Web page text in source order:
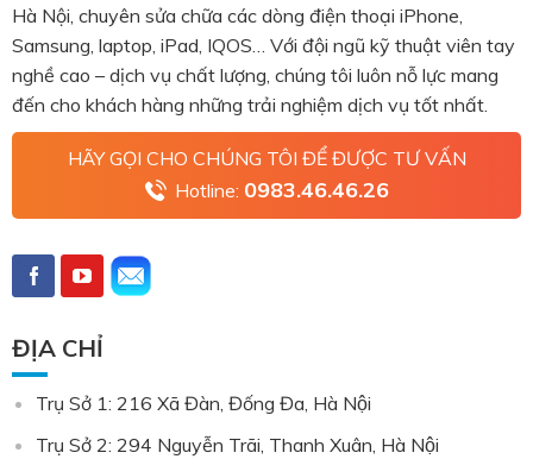
Hà Nội, chuyên sửa chữa các dòng điện thoại iPhone,
Samsung, laptop, iPad, IQOS… Với đội ngũ kỹ thuật viên tay
nghề cao – dịch vụ chất lượng, chúng tôi luôn nỗ lực mang
đến cho khách hàng những trải nghiệm dịch vụ tốt nhất.
HÃY GỌI CHO CHÚNG TÔI ĐỂ ĐƯỢC TƯ VẤN
Hotline: 0983.46.46.26
ĐỊA CHỈ
Trụ Sở 1: 216 Xã Đàn, Đống Đa, Hà Nội
Trụ Sở 2: 294 Nguyễn Trãi, Thanh Xuân, Hà Nội